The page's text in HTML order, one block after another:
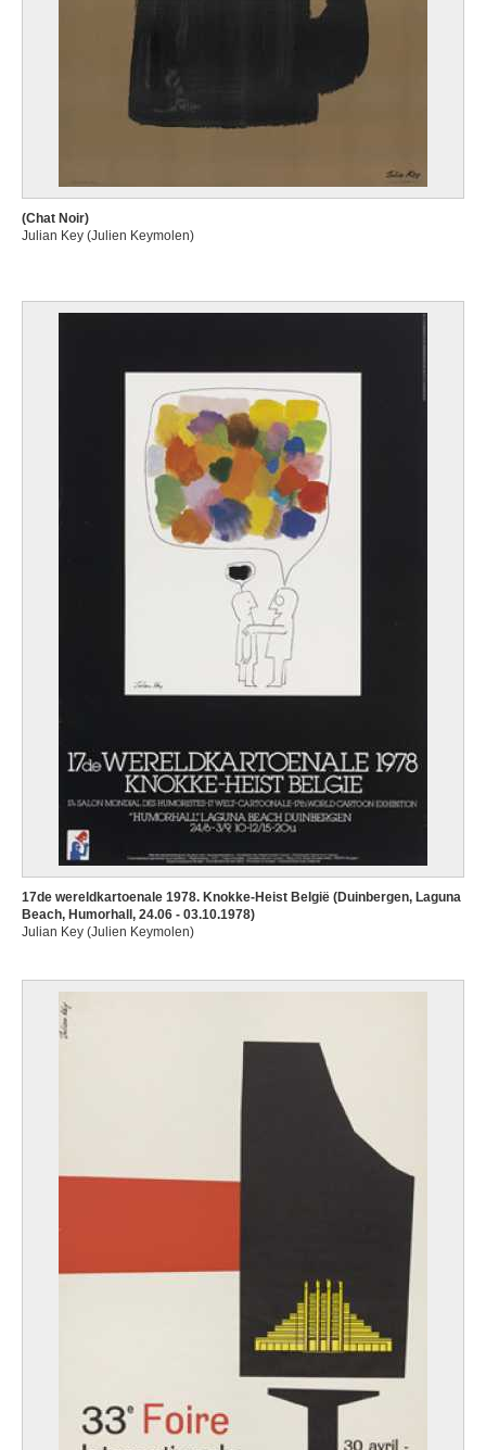
(Chat Noir)
Julian Key (Julien Keymolen)
17de wereldkartoenale 1978. Knokke-Heist België (Duinbergen, Laguna
Beach, Humorhall, 24.06 - 03.10.1978)
Julian Key (Julien Keymolen)